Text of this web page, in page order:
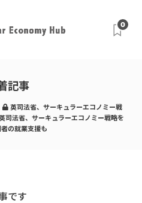
0
記事
英司法省、サーキュラーエコノミー戦
司法省、サーキュラーエコノミー戦略を
の就業支援も
です